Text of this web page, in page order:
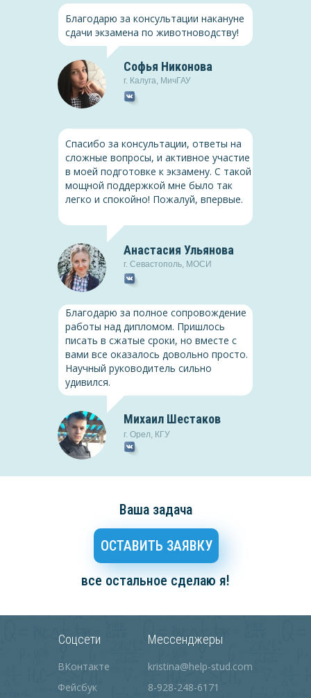
Скачать(PDF, 1.2 Мб)
Игровые технологии как
средство развития
познавательных
интересов младших
школьников
Гражданское право
Скачать (PDF, 1.2 Мб)
Исковая давность в
менеджмента в
коммерческой
организации
Софья Никонова
Благодарю за консультации накануне
сдачи экзамена по животноводству!
г. Калуга, МичГАУ
Анастасия Ульянова
Спасибо за консультации, ответы на
сложные вопросы, и активное участие
в моей подготовке к экзамену. С такой
мощной поддержкой мне было так
легко и спокойно! Пожалуй, впервые.
г. Севастополь, МОСИ
за помощь, без вас я
Михаил Шестаков
Благодарю за полное сопровождение
работы над дипломом. Пришлось
писать в сжатые сроки, но вместе с
вами все оказалось довольно просто.
Научный руководитель сильно
удивился.
г. Орел, КГУ
Ваша задача
все остальное сделаю я!
ОСТАВИТЬ ЗАЯВКУ
Мессенджеры
Соцсети
ВКонтакте
Фейсбук
kristina@help-stud.com
8-928-248-6171